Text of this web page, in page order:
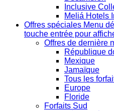
Inclusive
Meliá Hotels
Offres spéciales Menu
touche entrée pour
Offres de dernière
République
Mexique
Jamaïque
Tous les
Europe
Floride
Forfaits Sud